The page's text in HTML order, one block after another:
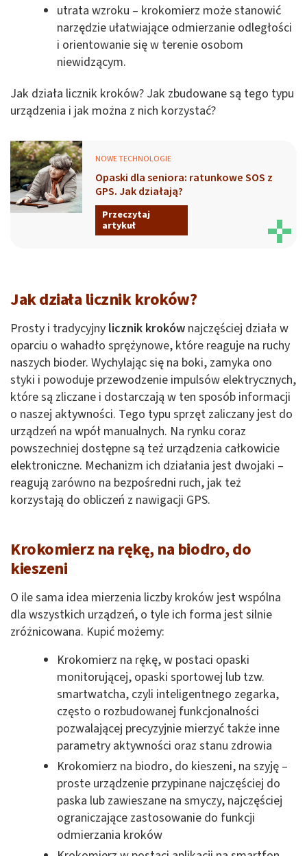
utrata wzroku – krokomierz może stanowić
narzędzie ułatwiające odmierzanie odległości
i orientowanie się w terenie osobom
niewidzącym.
Jak działa licznik kroków? Jak zbudowane są tego typu
urządzenia i jak można z nich korzystać?
NOWE TECHNOLOGIE
Opaski dla seniora: ratunkowe SOS z
GPS. Jak działają?
Przeczytaj
artykuł
Jak działa licznik kroków?
Prosty i tradycyjny licznik kroków najczęściej działa w
oparciu o wahadło sprężynowe, które reaguje na ruchy
naszych bioder. Wychylając się na boki, zamyka ono
styki i powoduje przewodzenie impulsów elektrycznych,
które są zliczane i dostarczają w ten sposób informacji
o naszej aktywności. Tego typu sprzęt zaliczany jest do
urządzeń na wpół manualnych. Na rynku coraz
powszechniej dostępne są też urządzenia całkowicie
elektroniczne. Mechanizm ich działania jest dwojaki –
reagują zarówno na bezpośredni ruch, jak też
korzystają do obliczeń z nawigacji GPS.
Krokomierz na rękę, na biodro, do
kieszeni
O ile sama idea mierzenia liczby kroków jest wspólna
dla wszystkich urządzeń, o tyle ich forma jest silnie
zróżnicowana. Kupić możemy:
Krokomierz na rękę, w postaci opaski
monitorującej, opaski sportowej lub tzw.
smartwatcha, czyli inteligentnego zegarka,
często o rozbudowanej funkcjonalności
pozwalającej precyzyjnie mierzyć także inne
parametry aktywności oraz stanu zdrowia
Krokomierz na biodro, do kieszeni, na szyję –
proste urządzenie przypinane najczęściej do
paska lub zawieszane na smyczy, najczęściej
ograniczające zastosowanie do funkcji
odmierzania kroków